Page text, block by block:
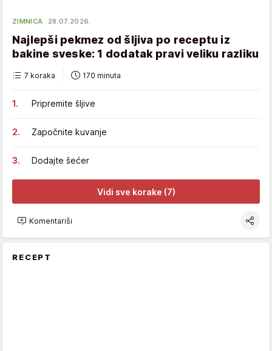
ZIMNICA 28.07.2026.
Najlepši pekmez od šljiva po receptu iz
bakine sveske: 1 dodatak pravi veliku razliku
7 koraka 170 minuta
Pripremite šljive
Započnite kuvanje
Dodajte šećer
Vidi sve korake (7)
Komentariši
RECEPT